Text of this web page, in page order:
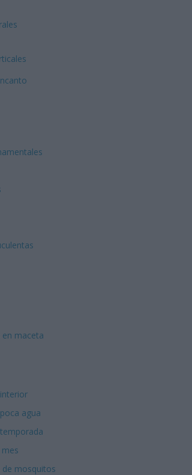
en maceta
agua
de mosquitos